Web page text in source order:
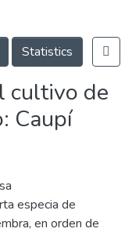
Statistics
cultivo de
Caupí
especia de
en orden de